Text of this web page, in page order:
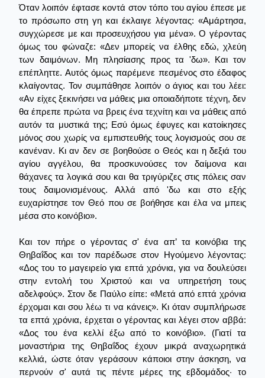
Όταν λοιπόν έφτασε κοντά στον τόπο του αγίου έπεσε με
το πρόσωπο στη γη και έκλαιγε λέγοντας: «Αμάρτησα,
συγχώρεσε με και προσευχήσου για μένα». Ο γέροντας
όμως του φώναζε: «Δεν μπορείς να έλθης εδώ, χλεύη
των δαιμόνων. Μη πλησίασης προς τα 'δω». Και τον
επέπληττε. Αυτός όμως παρέμενε πεσμένος στο έδαφος
κλαίγοντας. Τον συμπάθησε λοιπόν ο άγιος και του λέει:
«Αν είχες ξεκινήσει να μάθεις μια οποιαδήποτε τέχνη, δεν
θα έπρεπε πρώτα να βρεις ένα τεχνίτη και να μάθεις από
αυτόν τα μυστικά της; Εσύ όμως έφυγες και κατοίκησες
μόνος σου χωρίς να εμπιστευθής τους λογισμούς σου σε
κανέναν. Κι αν δεν σε βοηθούσε ο Θεός και η δεξιά του
αγίου αγγέλου, θα προσκυνούσες τον δαίμονα και
θάχανες τα λογικά σου και θα τριγύριζες στις πόλεις σαν
τους δαιμονισμένους. Αλλά από 'δω και στο εξής
ευχαρίστησε τον Θεό που σε βοήθησε και έλα να μπεις
μέσα στο κοινόβιο».
Και τον πήρε ο γέροντας σ' ένα απ’ τα κοινόβια της
Θηβαΐδος και τον παρέδωσε στον Ηγούμενο λέγοντας:
«Δος του το μαγειρείο για επτά χρόνια, για να δουλεύσει
στην εντολή του Χριστού και να υπηρετήση τους
αδελφούς». Στον δε Παύλο είπε: «Μετά από επτά χρόνια
έρχομαι και σου λέω τι να κάνεις». Κι όταν συμπλήρωσε
τα επτά χρόνια, έρχεται ο γέροντας και λέγει στον αββά:
«Δος του ένα κελλί έξω από το κοινόβιο». (Γιατί τα
μοναστήρια της Θηβαΐδος έχουν μικρά αναχωρητικά
κελλιά, ώστε όταν γεράσουν κάποιοι στην άσκηση, να
περνούν σ' αυτά τις πέντε μέρες της εβδομάδος· το